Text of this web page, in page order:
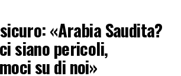
«Arabia Saudita?
siano pericoli,
su di noi»